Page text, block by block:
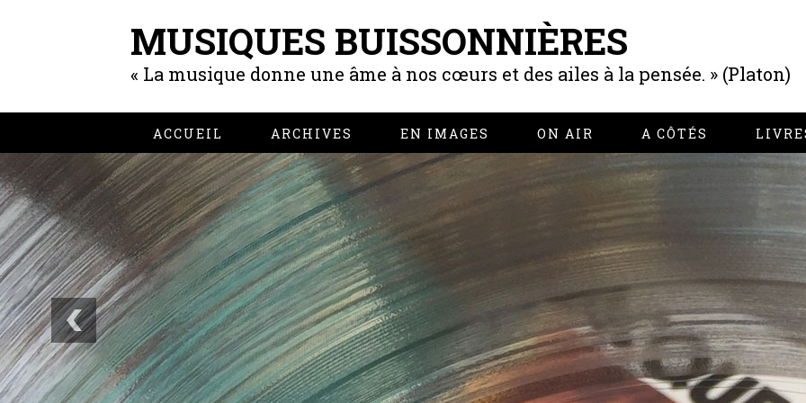
MUSIQUES BUISSONNIÈRES
« La musique donne une âme à nos cœurs et des ailes à la pensée. » (Platon)
ACCUEIL ARCHIVES EN IMAGES ON AIR A CÔTÉS